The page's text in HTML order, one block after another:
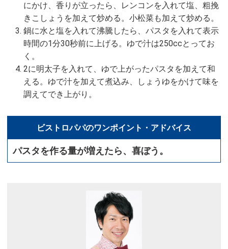
にかけ、香りが立ったら、レンコンを入れて塩、粗挽
きこしょうを加えて炒める。小松菜も加えて炒める。
鍋に水と塩を入れて沸騰したら、パスタを入れて表示
時間の1分30秒前に上げる。ゆで汁は250ccとってお
く。
2に明太子を入れて、ゆで上がったパスタを加えて和
える。ゆで汁を加えて煮込み、しょうゆをかけて味を
調えてでき上がり。
ビストロパパのワンポイント・アドバイス
パスタを作る量が増えたら、喜ぼう。